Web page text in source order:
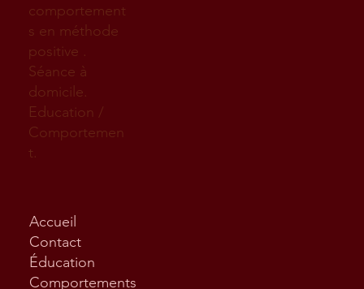
comportement
s en méthode
positive .
Séance à
domicile.
Education /
Comportemen
t.
Accueil
Contact
Éducation
Comportements